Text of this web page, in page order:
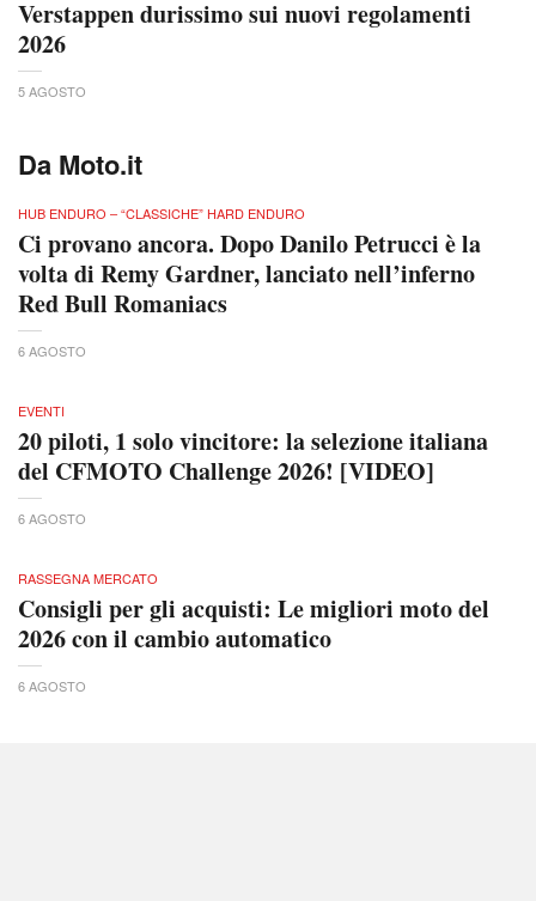
Verstappen durissimo sui nuovi regolamenti
2026
5 AGOSTO
Da Moto.it
HUB ENDURO – “CLASSICHE” HARD ENDURO
Ci provano ancora. Dopo Danilo Petrucci è la
volta di Remy Gardner, lanciato nell’inferno
Red Bull Romaniacs
6 AGOSTO
EVENTI
20 piloti, 1 solo vincitore: la selezione italiana
del CFMOTO Challenge 2026! [VIDEO]
6 AGOSTO
RASSEGNA MERCATO
Consigli per gli acquisti: Le migliori moto del
2026 con il cambio automatico
6 AGOSTO